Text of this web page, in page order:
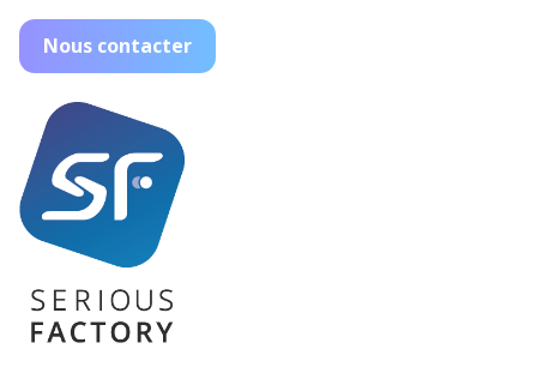
Nous contacter